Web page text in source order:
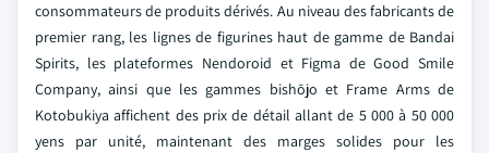
consommateurs de produits dérivés. Au niveau des fabricants de
premier rang, les lignes de figurines haut de gamme de Bandai
Spirits, les plateformes Nendoroid et Figma de Good Smile
Company, ainsi que les gammes bishōjo et Frame Arms de
Kotobukiya affichent des prix de détail allant de 5 000 à 50 000
yens par unité, maintenant des marges solides pour les